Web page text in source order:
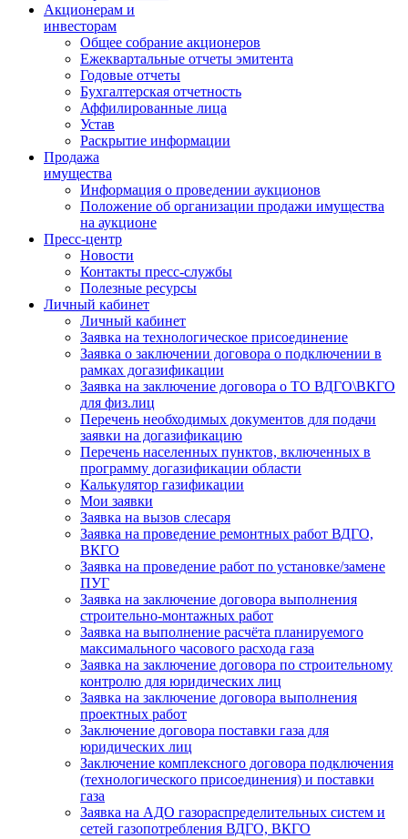
Акционерам и
инвесторам
Общее собрание акционеров
Ежеквартальные отчеты эмитента
Годовые отчеты
Бухгалтерская отчетность
Аффилированные лица
Устав
Раскрытие информации
Продажа
имущества
Информация о проведении аукционов
Положение об организации продажи имущества
на аукционе
Пресс-центр
Новости
Контакты пресс-службы
Полезные ресурсы
Личный кабинет
Личный кабинет
Заявка на технологическое присоединение
Заявка о заключении договора о подключении в
рамках догазификации
Заявка на заключение договора о ТО ВДГО\ВКГО
для физ.лиц
Перечень необходимых документов для подачи
заявки на догазификацию
Перечень населенных пунктов, включенных в
программу догазификации области
Калькулятор газификации
Мои заявки
Заявка на вызов слесаря
Заявка на проведение ремонтных работ ВДГО,
ВКГО
Заявка на проведение работ по установке/замене
ПУГ
Заявка на заключение договора выполнения
строительно-монтажных работ
Заявка на выполнение расчёта планируемого
максимального часового расхода газа
Заявка на заключение договора по строительному
контролю для юридических лиц
Заявка на заключение договора выполнения
проектных работ
Заключение договора поставки газа для
юридических лиц
Заключение комплексного договора подключения
(технологического присоединения) и поставки
газа
Заявка на АДО газораспределительных систем и
сетей газопотребления ВДГО, ВКГО